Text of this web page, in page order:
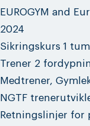
EUROGYM and
2024
Sikringskurs 1
Trener 2
Medtrener,
NGTF
Retningslinjer for